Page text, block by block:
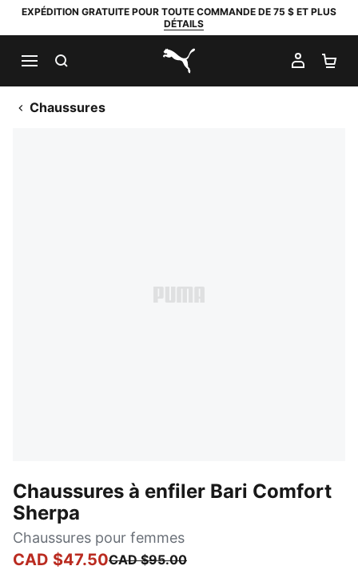
EXPÉDITION GRATUITE POUR TOUTE COMMANDE DE 75 $ ET PLUS
DÉTAILS
PUMA.com
MON
Chaussures
Chaussures à enfiler Bari Comfort
Sherpa
Chaussures pour femmes
CAD $47.50CAD $95.00